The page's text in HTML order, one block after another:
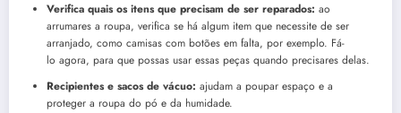
Verifica quais os itens que precisam de ser reparados: ao
arrumares a roupa, verifica se há algum item que necessite de ser
arranjado, como camisas com botões em falta, por exemplo. Fá-
lo agora, para que possas usar essas peças quando precisares delas.
Recipientes e sacos de vácuo: ajudam a poupar espaço e a
proteger a roupa do pó e da humidade.